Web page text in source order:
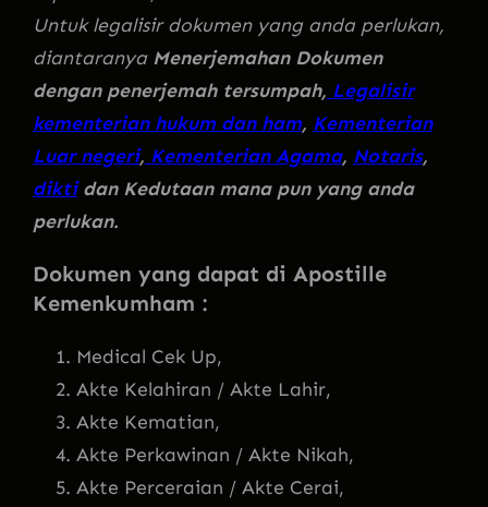
Untuk legalisir dokumen yang anda perlukan,
diantaranya Menerjemahan Dokumen
dengan penerjemah tersumpah, Legalisir
kementerian hukum dan ham, Kementerian
Luar negeri, Kementerian Agama, Notaris,
diktidan Kedutaan mana pun yang anda
perlukan.
Dokumen yang dapat di Apostille
Kemenkumham :
Medical Cek Up,
Akte Kelahiran / Akte Lahir,
Akte Kematian,
Akte Perkawinan / Akte Nikah,
Akte Perceraian / Akte Cerai,